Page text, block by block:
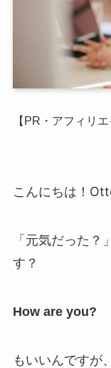
【PR・アフィリ
こんにちは！
「元気だった？
す？
How are you?
もいいんですが、